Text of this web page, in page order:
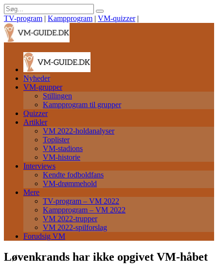
TV-program | Kampprogram | VM-quizzer |
Nyheder
VM-grupper
Stillingen
Kampprogram til grupper
Quizzer
Artikler
VM 2022-holdanalyser
Toplister
VM-stadions
VM-historie
Interviews
Kendte fodboldfans
VM-drømmehold
Mere
TV-program – VM 2022
Kampprogram – VM 2022
VM 2022-trupper
VM 2022-spilforslag
Forudsig VM
Løvenkrands har ikke opgivet VM-håbet